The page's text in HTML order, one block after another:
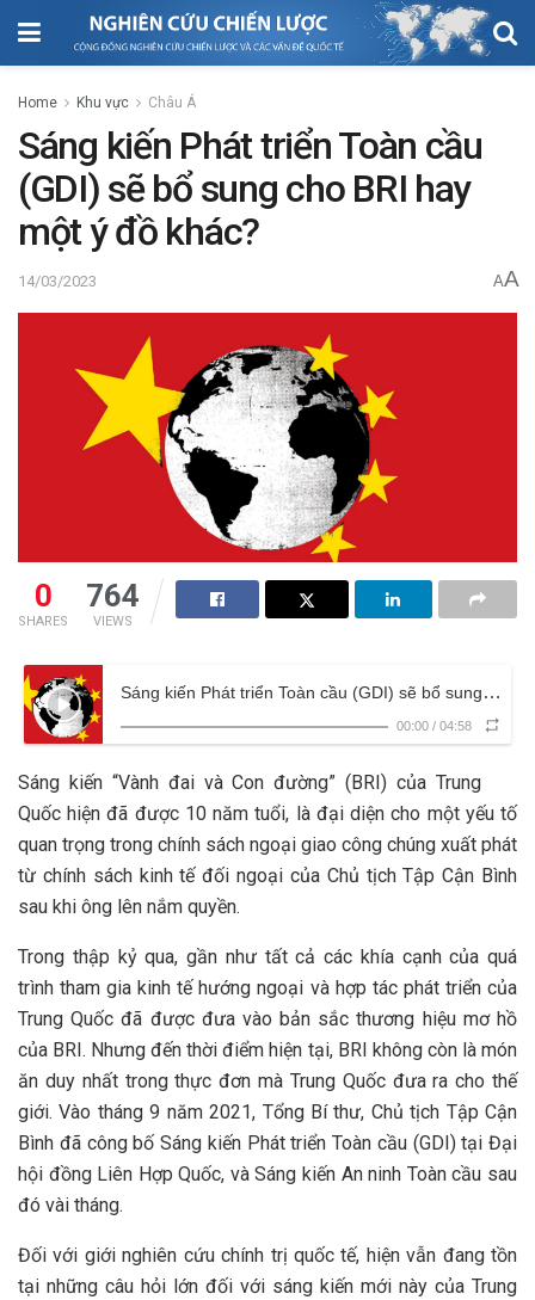
Home Khu vực Châu Á
Sáng kiến Phát triển Toàn cầu
(GDI) sẽ bổ sung cho BRI hay
một ý đồ khác?
14/03/2023 AA
0
SHARES
764
VIEWS
Sáng kiến Phát triển Toàn cầu (GDI) sẽ bổ sung cho BRI hay một ý đồ khác?
00:00 / 04:58
Sáng kiến ​​“Vành đai và Con đường” (BRI) của Trung
Quốc hiện đã được 10 năm tuổi, là đại diện cho một yếu tố
quan trọng trong chính sách ngoại giao công chúng xuất phát
từ chính sách kinh tế đối ngoại của Chủ tịch Tập Cận Bình
sau khi ông lên nắm quyền.
Trong thập kỷ qua, gần như tất cả các khía cạnh của quá
trình tham gia kinh tế hướng ngoại và hợp tác phát triển của
Trung Quốc đã được đưa vào bản sắc thương hiệu mơ hồ
của BRI. Nhưng đến thời điểm hiện tại, BRI không còn là món
ăn duy nhất trong thực đơn mà Trung Quốc đưa ra cho thế
giới. Vào tháng 9 năm 2021, Tổng Bí thư, Chủ tịch Tập Cận
Bình đã công bố Sáng kiến ​​Phát triển Toàn cầu (GDI) tại Đại
hội đồng Liên Hợp Quốc, và Sáng kiến ​​An ninh Toàn cầu sau
đó vài tháng.
Đối với giới nghiên cứu chính trị quốc tế, hiện vẫn đang tồn
tại những câu hỏi lớn đối với sáng kiến mới này của Trung